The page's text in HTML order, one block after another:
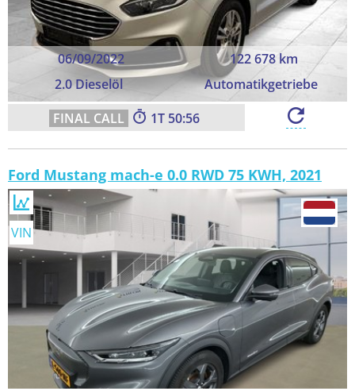
06/09/2022
122 678 km
2.0 Dieselöl
Automatikgetriebe
1 50:55
Ford Mustang mach-e 0.0 RWD 75 KWH, 2021
VIN